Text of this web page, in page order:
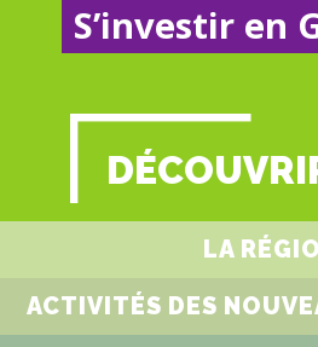
S’investir en
LA
ACTIVITÉS DES